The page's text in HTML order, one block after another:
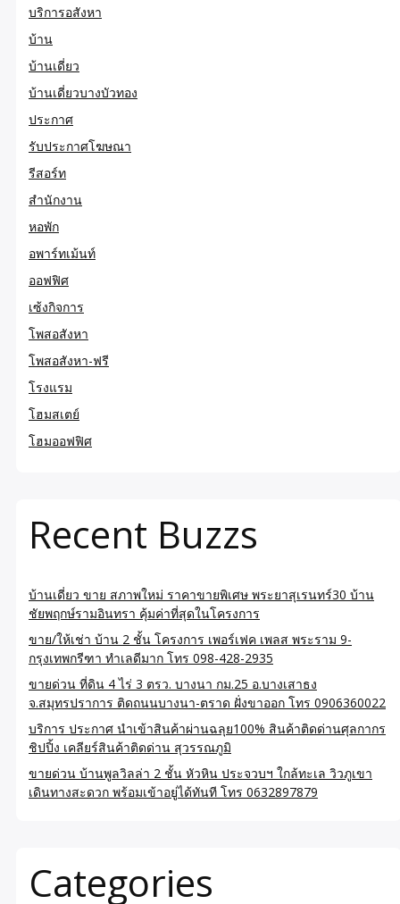
บริการอสังหา
บ้าน
บ้านเดี่ยว
บ้านเดี่ยวบางบัวทอง
ประกาศ
รับประกาศโฆษณา
รีสอร์ท
สำนักงาน
หอพัก
อพาร์ทเม้นท์
ออฟฟิศ
เซ้งกิจการ
โพสอสังหา
โพสอสังหา-ฟรี
โรงแรม
โฮมสเตย์
โฮมออฟฟิศ
Recent Buzzs
บ้านเดี่ยว ขาย สภาพใหม่ ราคาขายพิเศษ พระยาสุเรนทร์30 บ้าน
ชัยพฤกษ์รามอินทรา คุ้มค่าที่สุดในโครงการ
ขาย/ให้เช่า บ้าน 2 ชั้น โครงการ เพอร์เฟค เพลส พระราม 9-
กรุงเทพกรีฑา ทำเลดีมาก โทร 098-428-2935
ขายด่วน ที่ดิน 4 ไร่ 3 ตรว. บางนา กม.25 อ.บางเสาธง
จ.สมุทรปราการ ติดถนนบางนา-ตราด ฝั่งขาออก โทร 0906360022
บริการ ประกาศ นำเข้าสินค้าผ่านฉลุย100% สินค้าติดด่านศุลกากร
ชิปปิ้ง เคลียร์สินค้าติดด่าน สุวรรณภูมิ
ขายด่วน บ้านพูลวิลล่า 2 ชั้น หัวหิน ประจวบฯ ใกล้ทะเล วิวภูเขา
เดินทางสะดวก พร้อมเข้าอยู่ได้ทันที โทร 0632897879
Categories